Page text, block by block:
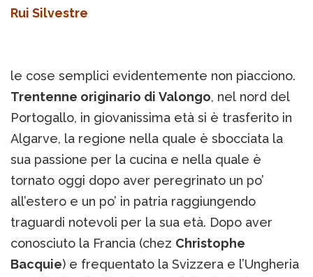
Rui Silvestre
le cose semplici evidentemente non piacciono.
Trentenne originario di Valongo, nel nord del
Portogallo, in giovanissima età si è trasferito in
Algarve, la regione nella quale è sbocciata la
sua passione per la cucina e nella quale è
tornato oggi dopo aver peregrinato un po’
all’estero e un po’ in patria raggiungendo
traguardi notevoli per la sua età. Dopo aver
conosciuto la Francia (chez Christophe
Bacquie) e frequentato la Svizzera e l’Ungheria